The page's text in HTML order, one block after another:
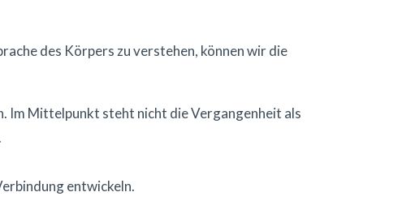
des Körpers zu verstehen, können wir die
Im Mittelpunkt steht nicht die Vergangenheit als
entwickeln.